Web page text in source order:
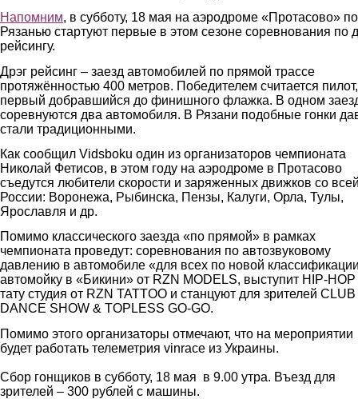
Напомним, в субботу, 18 мая на аэродроме «Протасово»
Рязанью стартуют первые в этом сезоне соревнования по
рейсингу.
Дрэг рейсинг – заезд автомобилей по прямой трассе
протяжённостью 400 метров. Победителем считается пилот,
первый добравшийся до финишного флажка. В одном
соревнуются два автомобиля. В Рязани подобные гонки
стали традиционными.
Как сообщил Vidsboku один из организаторов чемпионата
Николай Фетисов, в этом году на аэродроме в Протасово
съедутся любители скорости и заряженных движков со
России: Воронежа, Рыбинска, Пензы, Калуги, Орла, Тулы,
Ярославля и др.
Помимо классического заезда «по прямой» в рамках
чемпионата проведут: соревнования по автозвуковому
давлению в автомобиле «для всех по новой
автомойку в «Бикини» от RZN MODELS, выступит HIP-HOP
тату студия от RZN TATTOO и станцуют для зрителей CLUB
DANCE SHOW & TOPLESS GO-GO.
Помимо этого организаторы отмечают, что на мероприятии
будет работать телеметрия vinrace из Украины.
Сбор гонщиков в субботу, 18 мая в 9.00 утра. Въезд для
зрителей – 300 рублей с машины.